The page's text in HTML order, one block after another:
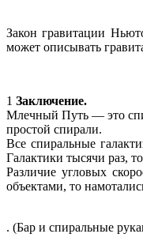
Закон гравитации
может описывать
1 Заключение.
Млечный Путь — это
простой спирали.
Все спиральные
Галактики тысячи раз,
Различие угловых
объектами, то
. (Бар и спиральные